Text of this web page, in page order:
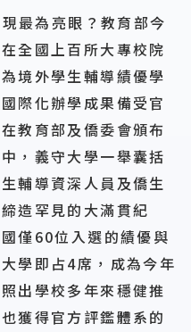
最為亮眼？教育部今
全國上百所大專校院
境外學生輔導績優學
際化辦學成果備受官
教育部及僑委會頒布
，義守大學一舉囊括
輔導資深人員及僑生
造罕見的大滿貫紀
僅60位入選的績優與
學即占4席，成為今年
出學校多年來穩健推
獲得官方評鑑體系的